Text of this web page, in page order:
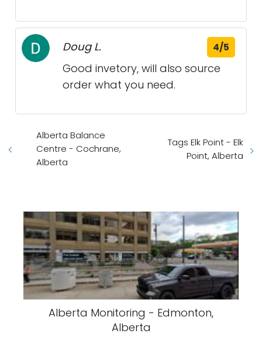
Doug L. 4/5
Good invetory, will also source
order what you need.
Alberta Balance
Centre - Cochrane,
Alberta
Tags Elk Point - Elk
Point, Alberta
Alberta Monitoring - Edmonton,
Alberta